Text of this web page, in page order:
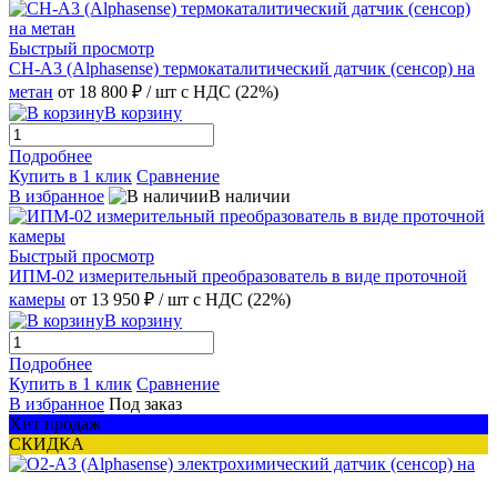
Быстрый просмотр
CH-A3 (Alphasense) термокаталитический датчик (сенсор) на
метан от 18 800 ₽ / шт с НДС (22%)
В корзину
Подробнее
Купить в 1 клик Сравнение
В избранное
В наличии
Быстрый просмотр
ИПМ-02 измерительный преобразователь в виде проточной
камеры от 13 950 ₽ / шт с НДС (22%)
В корзину
Подробнее
Купить в 1 клик Сравнение
В избранное Под заказ
Хит продаж
СКИДКА